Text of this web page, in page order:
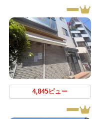
4,845ビュー